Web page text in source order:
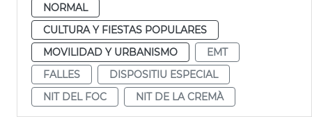
NORMAL
CULTURA Y FIESTAS POPULARES
MOVILIDAD Y URBANISMO
EMT
FALLES
DISPOSITIU ESPECIAL
NIT DEL FOC
NIT DE LA CREMÀ